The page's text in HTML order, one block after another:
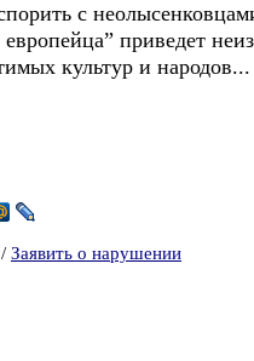
с неолысенковцами
приведет
культур и народов...
/ Заявить о нарушении